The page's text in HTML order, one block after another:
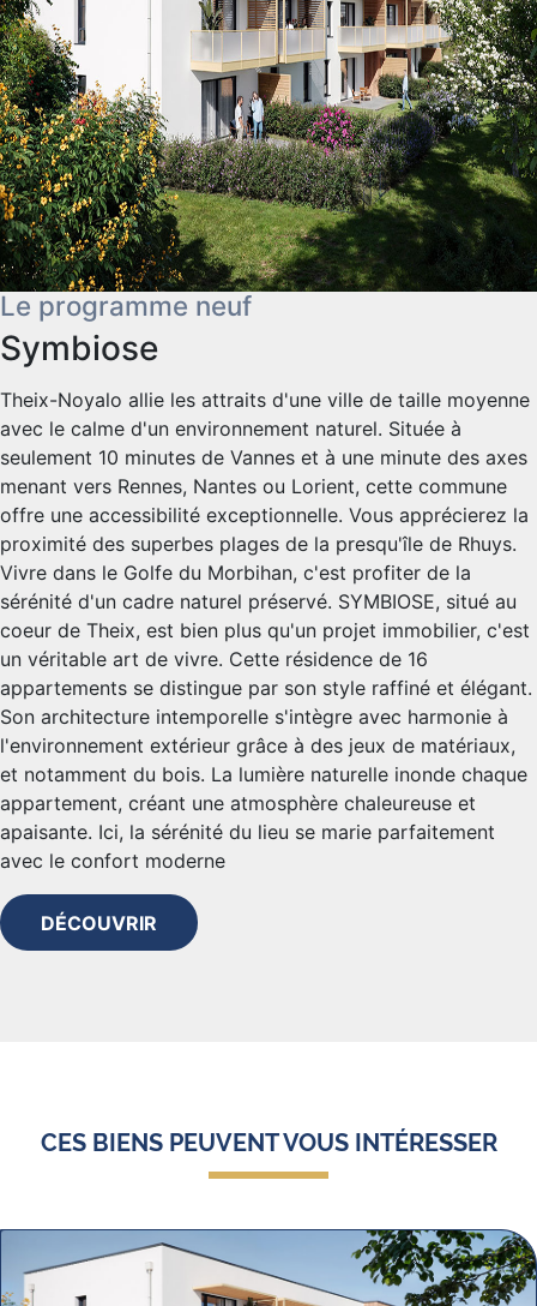
Le programme neuf
Symbiose
Theix-Noyalo allie les attraits d'une ville de taille moyenne
avec le calme d'un environnement naturel. Située à
seulement 10 minutes de Vannes et à une minute des axes
menant vers Rennes, Nantes ou Lorient, cette commune
offre une accessibilité exceptionnelle. Vous apprécierez la
proximité des superbes plages de la presqu'île de Rhuys.
Vivre dans le Golfe du Morbihan, c'est profiter de la
sérénité d'un cadre naturel préservé. SYMBIOSE, situé au
coeur de Theix, est bien plus qu'un projet immobilier, c'est
un véritable art de vivre. Cette résidence de 16
appartements se distingue par son style raffiné et élégant.
Son architecture intemporelle s'intègre avec harmonie à
l'environnement extérieur grâce à des jeux de matériaux,
et notamment du bois. La lumière naturelle inonde chaque
appartement, créant une atmosphère chaleureuse et
apaisante. Ici, la sérénité du lieu se marie parfaitement
avec le confort moderne
DÉCOUVRIR
CES BIENS PEUVENT VOUS INTÉRESSER